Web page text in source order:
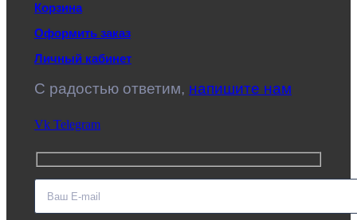
Корзина
Оформить заказ
Личный кабинет
C радостью ответим, напишите нам
Vk Telegram